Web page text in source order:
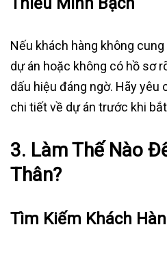
Nếu khách hàng không
dự án hoặc không có hồ sơ
dấu hiệu đáng ngờ. Hãy yêu
chi tiết về dự án trước khi
3. Làm Thế Nào
Thân?
Tìm Kiếm Khách